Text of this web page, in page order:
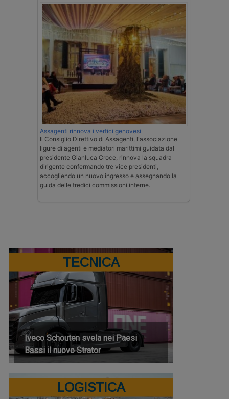
Assagenti rinnova i vertici genovesi
Il Consiglio Direttivo di Assagenti, l'associazione
ligure di agenti e mediatori marittimi guidata dal
presidente Gianluca Croce, rinnova la squadra
dirigente confermando tre vice presidenti,
accogliendo un nuovo ingresso e assegnando la
guida delle tredici commissioni interne.
TECNICA
Iveco Schouten svela nei Paesi
Bassi il nuovo Strator
LOGISTICA